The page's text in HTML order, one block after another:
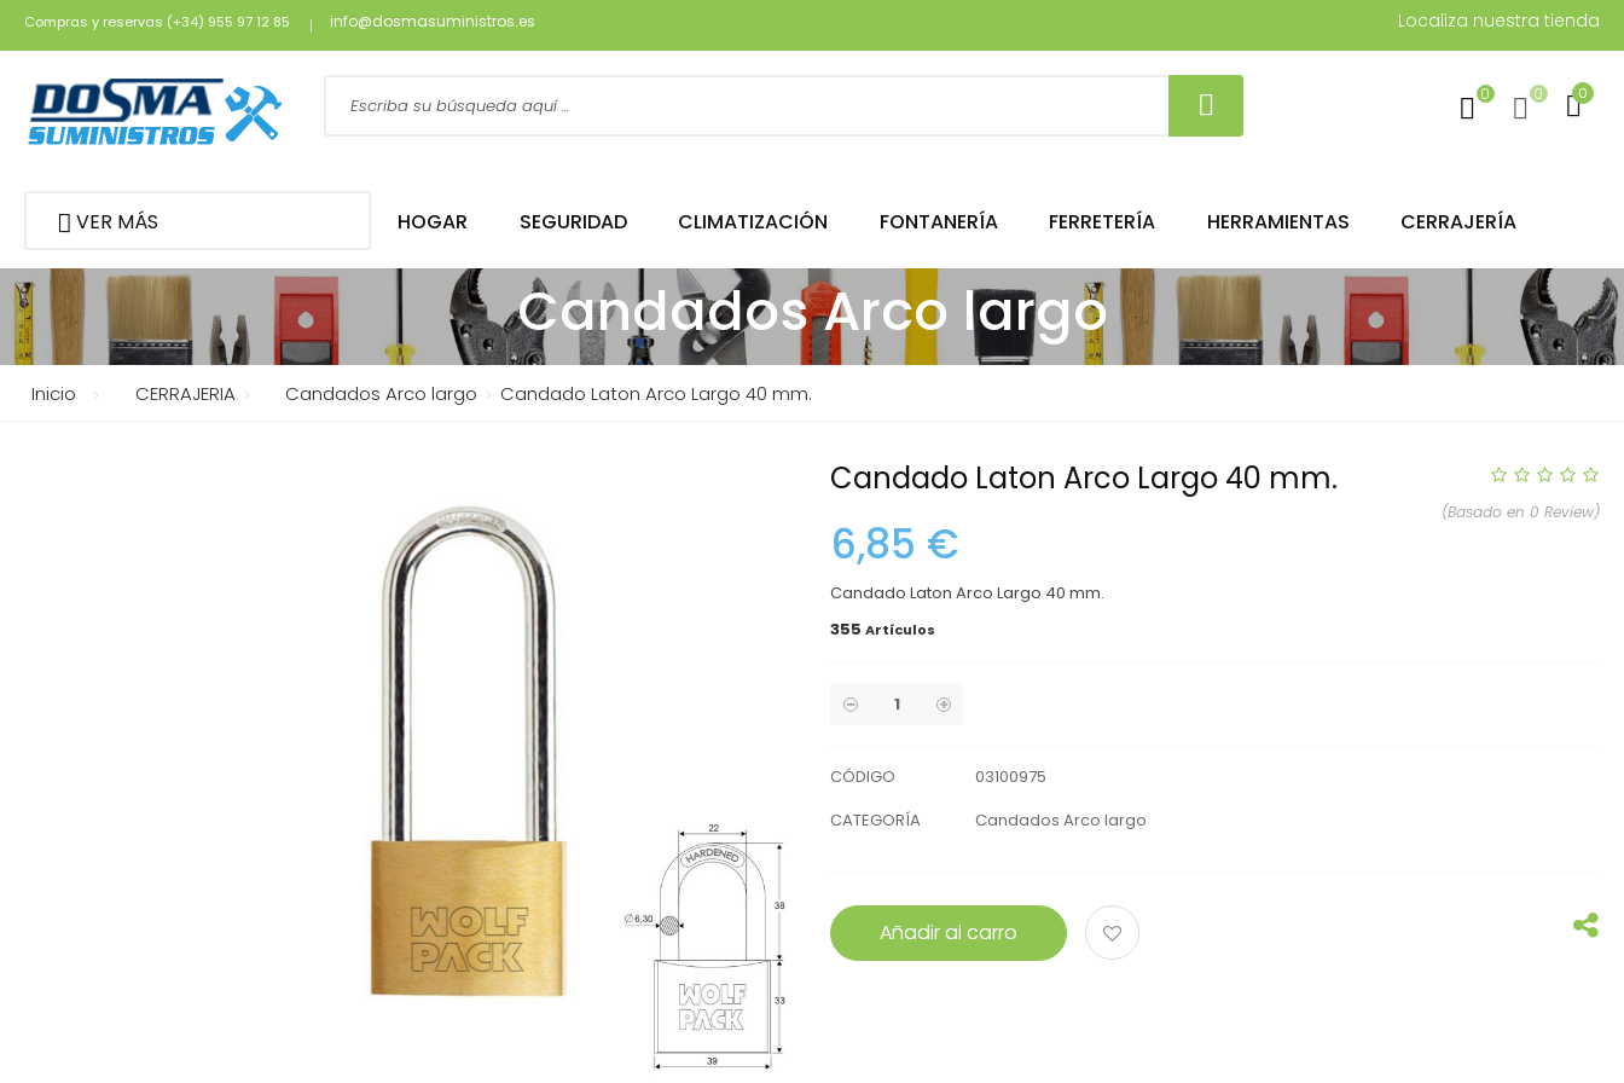
Compras y reservas (+34) 955 97 12 85 info@dosmasuministros.es Localiza nuestra tienda
0
0 0
VER MÁS HOGAR SEGURIDAD CLIMATIZACIÓN FONTANERÍA FERRETERÍA HERRAMIENTAS CERRAJERÍA
Candados Arco largo
Inicio CERRAJERIA Candados Arco largo Candado Laton Arco Largo 40 mm.
(Basado en 0 Review)
Candado Laton Arco Largo 40 mm.
6,85 €
Candado Laton Arco Largo 40 mm.
355 Artículos
CÓDIGO
03100975
CATEGORÍA
Candados Arco largo
Añadir al carro